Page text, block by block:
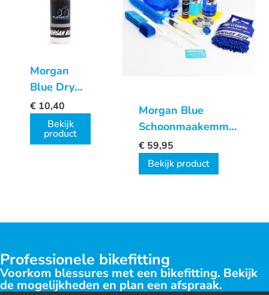
Morgan
Blue Dry
Wax
€ 10,40
Bekijk
product
Morgan Blue
Schoonmaakemmer
Uitgebreid
€ 59,95
Bekijk product
Professionele bikefitting
Voorkom blessures met een bikefitting. Bekijk
de mogelijkheden en plan een afspraak.